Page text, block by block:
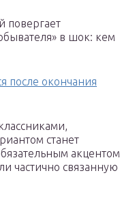
повергает
в шок: кем
после окончания
станет
акцентом
частично связанную